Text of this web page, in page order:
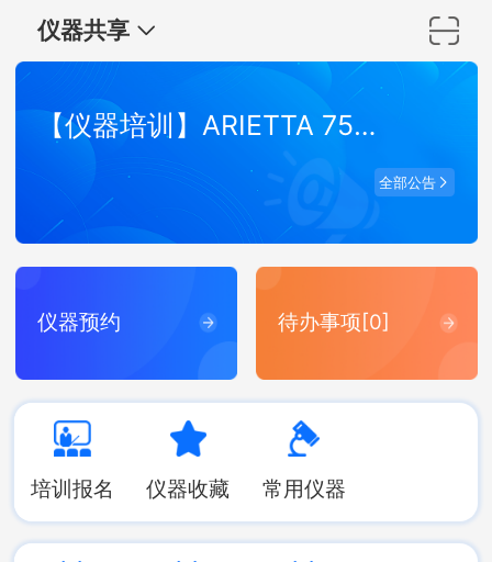
仪器共享
【仪器培训】ARIETTA 750 弹性波超声成像系统培训
全部公告
仪器预约 待办事项[0]
培训报名 仪器收藏 常用仪器